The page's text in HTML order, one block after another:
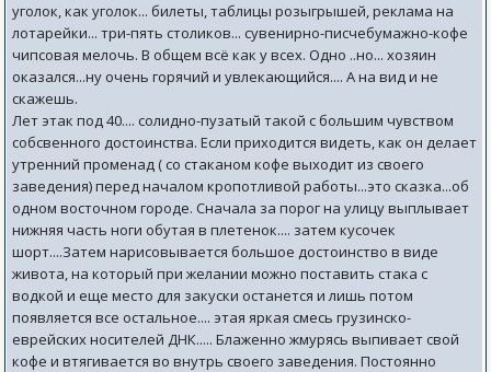
уголок, как уголок... билеты, таблицы розыгрышей, реклама на
лотарейки... три-пять столиков... сувенирно-писчебумажно-кофе
чипсовая мелочь. В общем всё как у всех. Одно ..но... хозяин
оказался...ну очень горячий и увлекающийся.... А на вид и не
скажешь.
Лет этак под 40.... солидно-пузатый такой с большим чувством
собсвенного достоинства. Если приходится видеть, как он делает
утренний променад ( со стаканом кофе выходит из своего
заведения) перед началом кропотливой работы...это сказка...об
одном восточном городе. Сначала за порог на улицу выплывает
нижняя часть ноги обутая в плетенок.... затем кусочек
шорт....Затем нарисовывается большое достоинство в виде
живота, на который при желании можно поставить стака с
водкой и еще место для закуски останется и лишь потом
появляется все остальное.... этая яркая смесь грузинско-
еврейских носителей ДНК..... Блаженно жмурясь выпивает свой
кофе и втягивается во внутрь своего заведения. Постоянно